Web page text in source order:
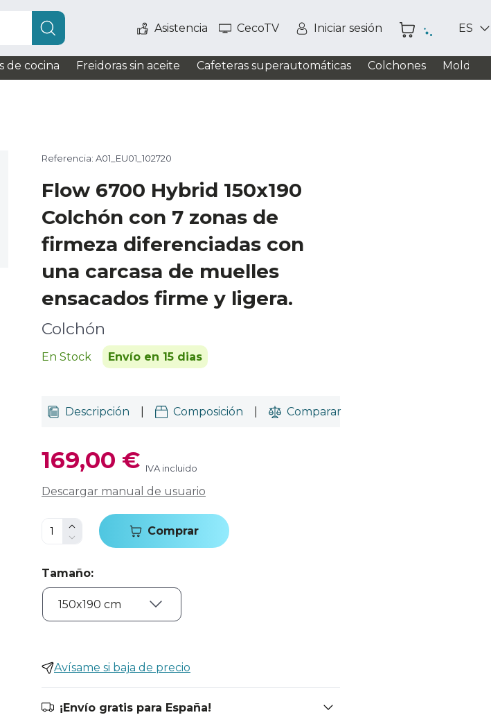
Asistencia CecoTV Iniciar sesión ES
de cocina Freidoras sin aceite Cafeteras superautomáticas Colchones
Referencia: A01_EU01_102720
Flow 6700 Hybrid 150x190
Colchón con 7 zonas de
firmeza diferenciadas con
una carcasa de muelles
ensacados firme y ligera.
Colchón
En Stock Envío en 15 dias
Descripción Composición Comparar
169,00 € IVA incluido
Descargar manual de usuario
Comprar
Tamaño:
Avísame si baja de precio
¡Envío gratis para España!